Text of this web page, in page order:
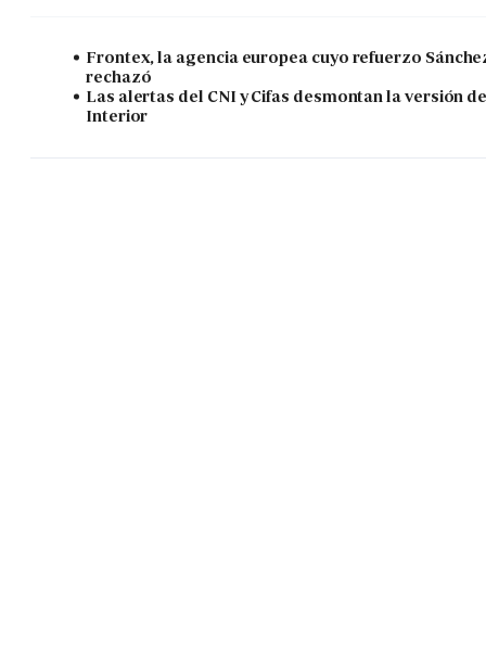
Frontex, la agencia europea cuyo refuerzo
rechazó
Las alertas del CNI y Cifas desmontan la versión
Interior